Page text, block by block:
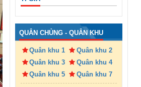
QUÂN CHỦNG - QUÂN KHU
Quân khu 1
Quân khu 2
Quân khu 3
Quân khu 4
Quân khu 5
Quân khu 7